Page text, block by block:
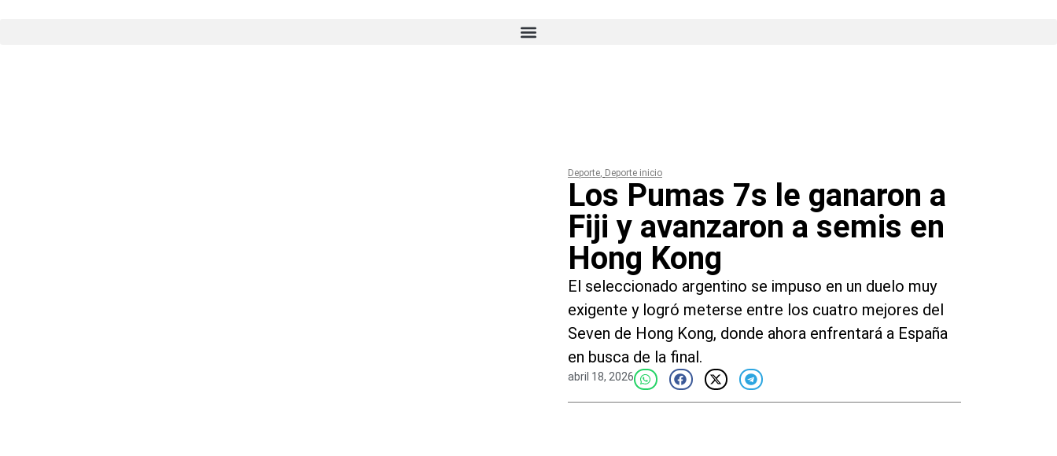
Deporte, Deporte inicio
Los Pumas 7s le ganaron a
Fiji y avanzaron a semis en
Hong Kong
El seleccionado argentino se impuso en un duelo muy
exigente y logró meterse entre los cuatro mejores del
Seven de Hong Kong, donde ahora enfrentará a España
en busca de la final.
abril 18, 2026